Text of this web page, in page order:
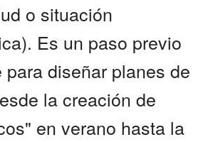
o situación
Es un paso previo
diseñar planes de
la creación de
en verano hasta la